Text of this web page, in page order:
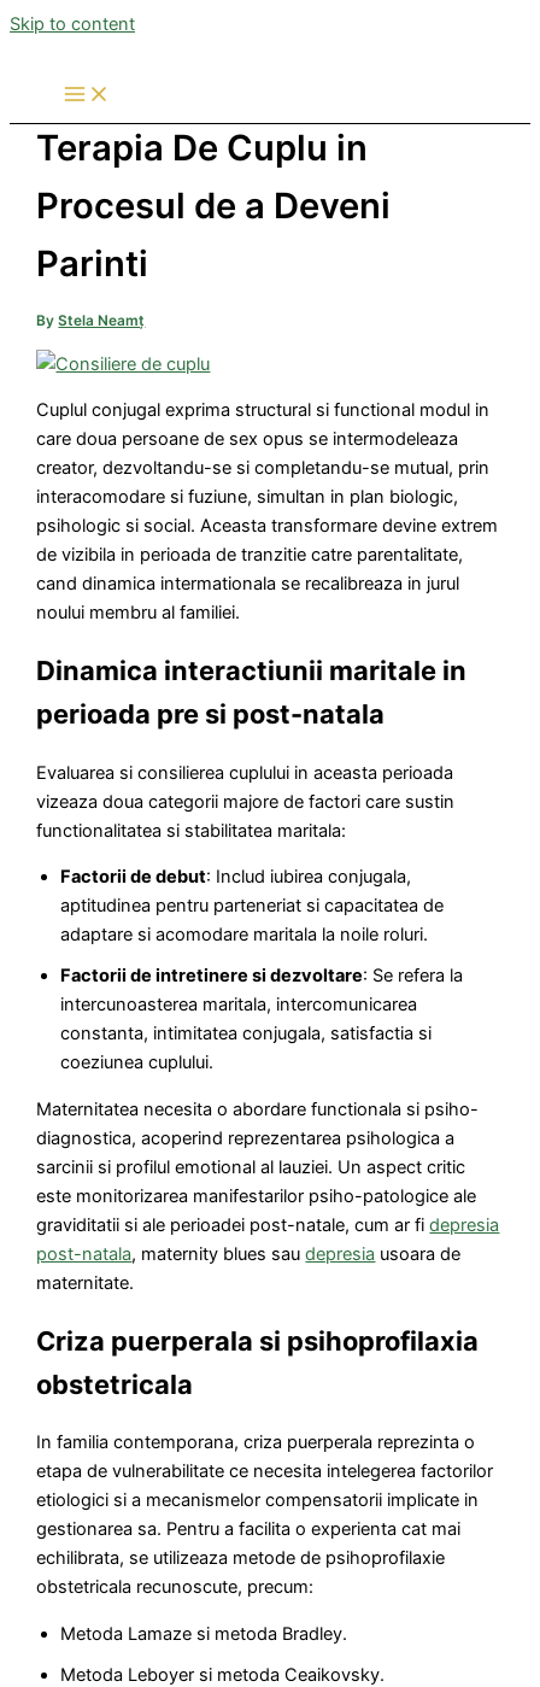
Skip to content
Terapia De Cuplu in
Procesul de a Deveni
Parinti
ByStela Neamț
Cuplul conjugal exprima structural si functional modul in
care doua persoane de sex opus se intermodeleaza
creator, dezvoltandu-se si completandu-se mutual, prin
interacomodare si fuziune, simultan in plan biologic,
psihologic si social. Aceasta transformare devine extrem
de vizibila in perioada de tranzitie catre parentalitate,
cand dinamica intermationala se recalibreaza in jurul
noului membru al familiei.
Dinamica interactiunii maritale in
perioada pre si post-natala
Evaluarea si consilierea cuplului in aceasta perioada
vizeaza doua categorii majore de factori care sustin
functionalitatea si stabilitatea maritala:
Factorii de debut: Includ iubirea conjugala,
aptitudinea pentru parteneriat si capacitatea de
adaptare si acomodare maritala la noile roluri.
Factorii de intretinere si dezvoltare: Se refera la
intercunoasterea maritala, intercomunicarea
constanta, intimitatea conjugala, satisfactia si
coeziunea cuplului.
Maternitatea necesita o abordare functionala si psiho-
diagnostica, acoperind reprezentarea psihologica a
sarcinii si profilul emotional al lauziei. Un aspect critic
este monitorizarea manifestarilor psiho-patologice ale
graviditatii si ale perioadei post-natale, cum ar fidepresia
post-natala, maternity blues saudepresia usoara de
maternitate.
Criza puerperala si psihoprofilaxia
obstetricala
In familia contemporana, criza puerperala reprezinta o
etapa de vulnerabilitate ce necesita intelegerea factorilor
etiologici si a mecanismelor compensatorii implicate in
gestionarea sa. Pentru a facilita o experienta cat mai
echilibrata, se utilizeaza metode de psihoprofilaxie
obstetricala recunoscute, precum:
Metoda Lamaze si metoda Bradley.
Metoda Leboyer si metoda Ceaikovsky.